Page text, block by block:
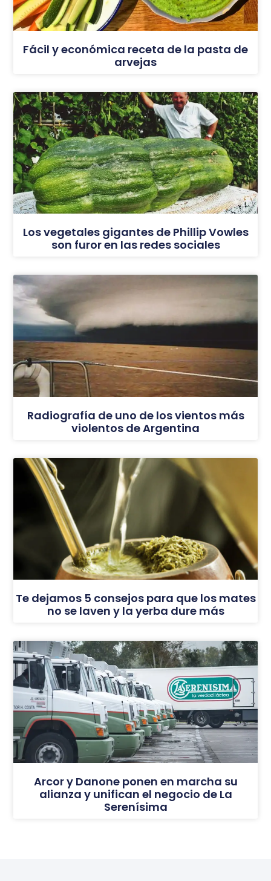
Fácil y económica receta de la pasta de
arvejas
Los vegetales gigantes de Phillip Vowles
son furor en las redes sociales
Radiografía de uno de los vientos más
violentos de Argentina
Te dejamos 5 consejos para que los mates
no se laven y la yerba dure más
Arcor y Danone ponen en marcha su
alianza y unifican el negocio de La
Serenísima